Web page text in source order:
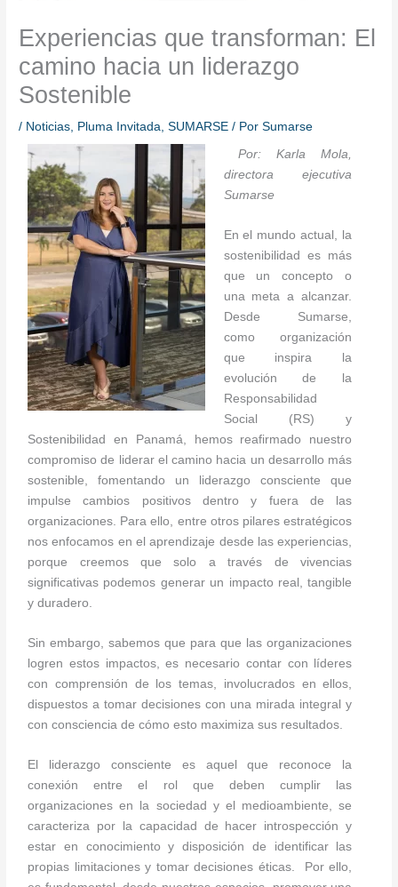
Experiencias que transforman: El
camino hacia un liderazgo
Sostenible
/ Noticias, Pluma Invitada,SUMARSE / PorSumarse
Por: Karla Mola,
directora ejecutiva
Sumarse
En el mundo actual, la
sostenibilidad es más
que un concepto o
una meta a alcanzar.
Desde Sumarse,
como organización
que inspira la
evolución de la
Responsabilidad
Social (RS) y
Sostenibilidad en Panamá, hemos reafirmado nuestro
compromiso de liderar el camino hacia un desarrollo más
sostenible, fomentando un liderazgo consciente que
impulse cambios positivos dentro y fuera de las
organizaciones. Para ello, entre otros pilares estratégicos
nos enfocamos en el aprendizaje desde las experiencias,
porque creemos que solo a través de vivencias
significativas podemos generar un impacto real, tangible
y duradero.
Sin embargo, sabemos que para que las organizaciones
logren estos impactos, es necesario contar con líderes
con comprensión de los temas, involucrados en ellos,
dispuestos a tomar decisiones con una mirada integral y
con consciencia de cómo esto maximiza sus resultados.
El liderazgo consciente es aquel que reconoce la
conexión entre el rol que deben cumplir las
organizaciones en la sociedad y el medioambiente, se
caracteriza por la capacidad de hacer introspección y
estar en conocimiento y disposición de identificar las
propias limitaciones y tomar decisiones éticas. Por ello,